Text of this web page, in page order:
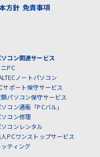
方針 免責事項
ソコン関連サービス
ニPC
ノートパソコン
サポート保守サービス
額パソコン保守サービス
コン通販「PCバル」
ソコン修理
ソコンレンタル
PCワンストップサービス
ッティング